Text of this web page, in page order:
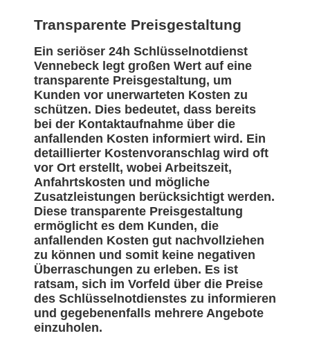
Transparente Preisgestaltung
Ein seriöser 24h Schlüsselnotdienst
Vennebeck legt großen Wert auf eine
transparente Preisgestaltung, um
Kunden vor unerwarteten Kosten zu
schützen. Dies bedeutet, dass bereits
bei der Kontaktaufnahme über die
anfallenden Kosten informiert wird. Ein
detaillierter Kostenvoranschlag wird oft
vor Ort erstellt, wobei Arbeitszeit,
Anfahrtskosten und mögliche
Zusatzleistungen berücksichtigt werden.
Diese transparente Preisgestaltung
ermöglicht es dem Kunden, die
anfallenden Kosten gut nachvollziehen
zu können und somit keine negativen
Überraschungen zu erleben. Es ist
ratsam, sich im Vorfeld über die Preise
des Schlüsselnotdienstes zu informieren
und gegebenenfalls mehrere Angebote
einzuholen.